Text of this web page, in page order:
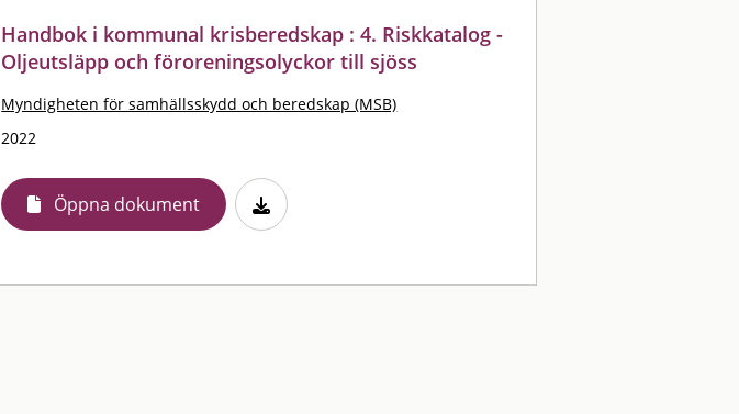
Handbok i kommunal krisberedskap : 4. Riskkatalog -
Oljeutsläpp och föroreningsolyckor till sjöss
Myndigheten för samhällsskydd och beredskap (MSB)
2022
Öppna dokument